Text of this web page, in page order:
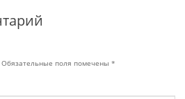
Обязательные поля помечены*